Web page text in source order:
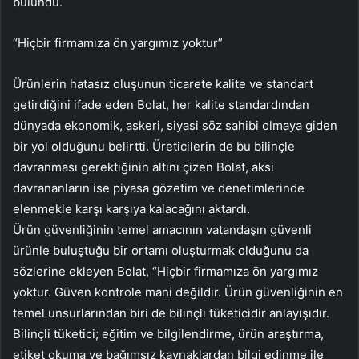
“Hiçbir firmamıza ön yargımız yoktur”
Ürünlerin hatasız oluşunun ticarete kalite ve standart
getirdiğini ifade eden Bolat, her kalite standardından
dünyada ekonomik, askeri, siyasi söz sahibi olmaya giden
bir yol olduğunu belirtti. Üreticilerin de bu bilinçle
davranması gerektiğinin altını çizen Bolat, aksi
davrananların ise piyasa gözetim ve denetimlerinde
elenmekle karşı karşıya kalacağını aktardı.
Ürün güvenliğinin temel amacının vatandaşın güvenli
ürünle buluştuğu bir ortamı oluşturmak olduğunu da
sözlerine ekleyen Bolat, “Hiçbir firmamıza ön yargımız
yoktur. Güven kontrole mani değildir. Ürün güvenliğinin en
temel unsurlarından biri de bilinçli tüketicidir anlayışıdır.
Bilinçli tüketici; eğitim ve bilgilendirme, ürün araştırma,
etiket okuma ve bağımsız kaynaklardan bilgi edinme ile